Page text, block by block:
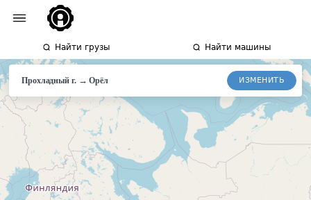
Найти грузы Найти машины
Прохладный г.→Орёл ИЗМЕНИТЬ